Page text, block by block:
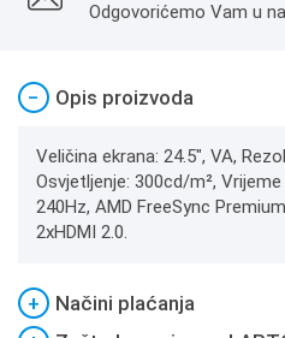
Odgovorićemo Vam u
− Opis proizvoda
Veličina ekrana: 24.5", VA,
Osvjetljenje: 300cd/m²,
240Hz, AMD FreeSync
2xHDMI 2.0.
+
Načini plaćanja